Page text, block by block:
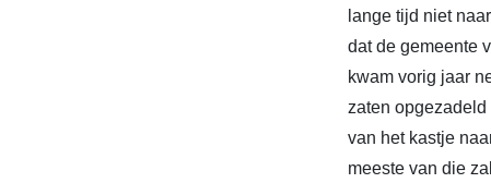
lange tijd niet
dat de gemeente
kwam vorig jaar
zaten
van het kastje
meeste van die